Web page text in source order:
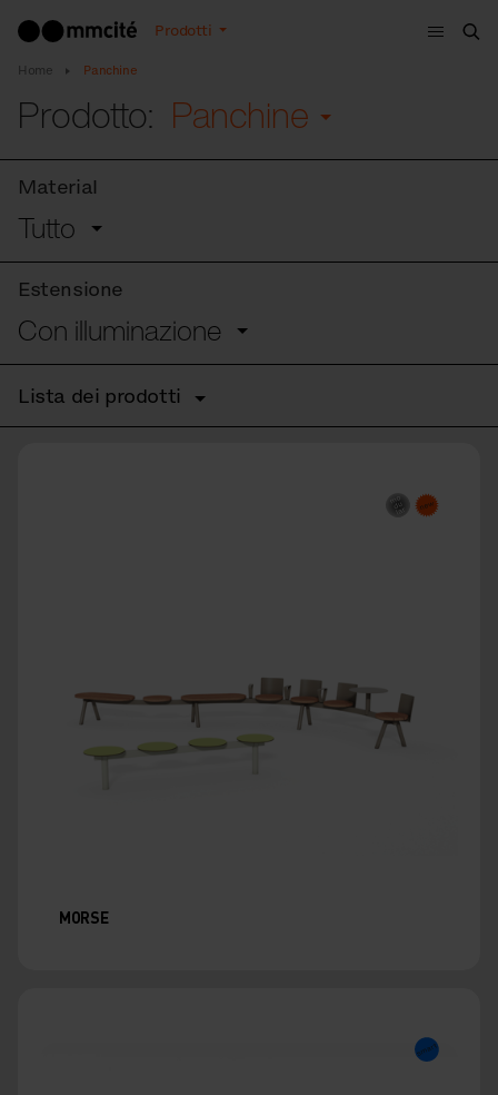
Prodotti
Menù
Home Panchine
Prodotto: Panchine
Material
Tutto
Estensione
Con illuminazione
Lista dei prodotti
MORSE